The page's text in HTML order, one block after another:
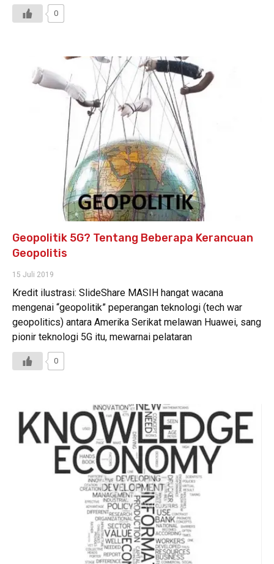
0
Geopolitik 5G? Tentang Beberapa Kerancuan
Geopolitis
15 Juli 2019
Kredit ilustrasi: SlideShare MASIH hangat wacana
mengenai “geopolitik” peperangan teknologi (tech war
geopolitics) antara Amerika Serikat melawan Huawei, sang
pionir teknologi 5G itu, mewarnai pelataran
0